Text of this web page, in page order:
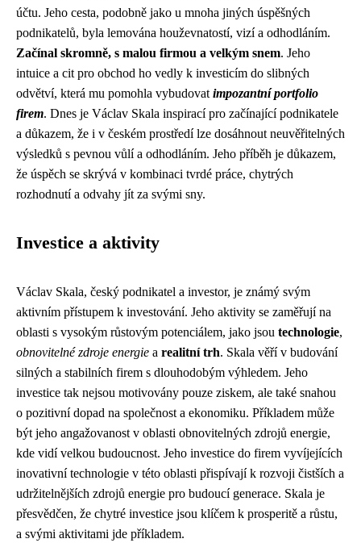
účtu. Jeho cesta, podobně jako u mnoha jiných úspěšných
podnikatelů, byla lemována houževnatostí, vizí a odhodláním.
Začínal skromně, s malou firmou a velkým snem. Jeho
intuice a cit pro obchod ho vedly k investicím do slibných
odvětví, která mu pomohla vybudovat impozantní portfolio
firem. Dnes je Václav Skala inspirací pro začínající podnikatele
a důkazem, že i v českém prostředí lze dosáhnout neuvěřitelných
výsledků s pevnou vůlí a odhodláním. Jeho příběh je důkazem,
že úspěch se skrývá v kombinaci tvrdé práce, chytrých
rozhodnutí a odvahy jít za svými sny.
Investice a aktivity
Václav Skala, český podnikatel a investor, je známý svým
aktivním přístupem k investování. Jeho aktivity se zaměřují na
oblasti s vysokým růstovým potenciálem, jako jsou technologie,
obnovitelné zdroje energie a realitní trh. Skala věří v budování
silných a stabilních firem s dlouhodobým výhledem. Jeho
investice tak nejsou motivovány pouze ziskem, ale také snahou
o pozitivní dopad na společnost a ekonomiku. Příkladem může
být jeho angažovanost v oblasti obnovitelných zdrojů energie,
kde vidí velkou budoucnost. Jeho investice do firem vyvíjejících
inovativní technologie v této oblasti přispívají k rozvoji čistších a
udržitelnějších zdrojů energie pro budoucí generace. Skala je
přesvědčen, že chytré investice jsou klíčem k prosperitě a růstu,
a svými aktivitami jde příkladem.